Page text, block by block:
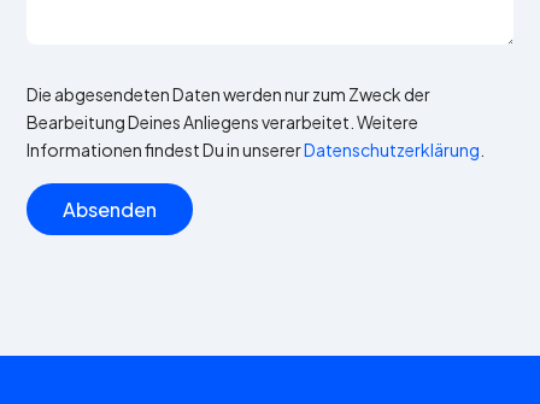
Die abgesendeten Daten werden nur zum Zweck der
Bearbeitung Deines Anliegens verarbeitet. Weitere
Informationen findest Du in unsererDatenschutzerklärung